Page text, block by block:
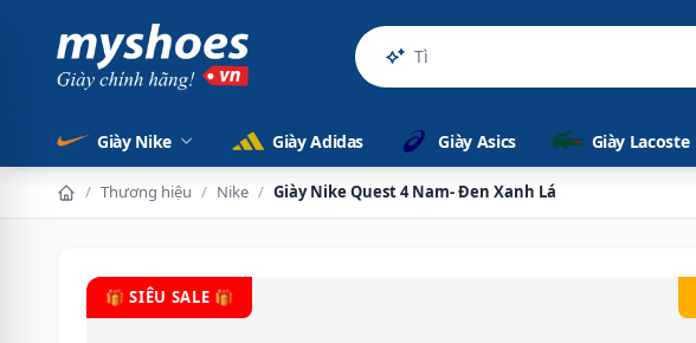
Sản phẩm c
Giày Nike Giày Adidas Giày Asics Giày Lacoste
/ Thương hiệu / Nike / Giày Nike Quest 4 Nam- Đen Xanh Lá
🎁 SIÊU SALE 🎁